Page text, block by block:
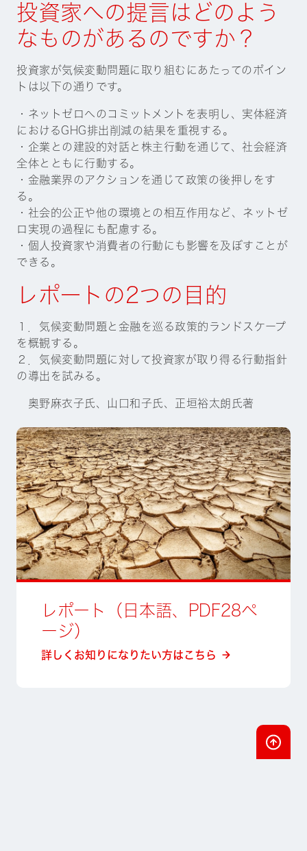
投資家への提言はどのよう
なものがあるのですか？
投資家が気候変動問題に取り組むにあたってのポイン
トは以下の通りです。
・ネットゼロへのコミットメントを表明し、実体経済
におけるGHG排出削減の結果を重視する。
・企業との建設的対話と株主行動を通じて、社会経済
全体とともに行動する。
・金融業界のアクションを通じて政策の後押しをす
る。
・社会的公正や他の環境との相互作用など、ネットゼ
ロ実現の過程にも配慮する。
・個人投資家や消費者の行動にも影響を及ぼすことが
できる。
レポートの2つの目的
１．気候変動問題と金融を巡る政策的ランドスケープ
を概観する。
２．気候変動問題に対して投資家が取り得る行動指針
の導出を試みる。
奥野麻衣子氏、山口和子氏、正垣裕太朗氏著
レポート（日本語、PDF28ペ
ージ）
詳しくお知りになりたい方はこちら
最初に